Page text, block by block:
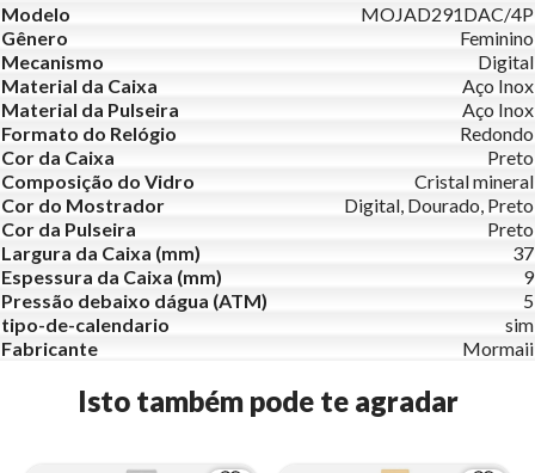
Modelo
MOJAD291DAC/4P
Gênero
Feminino
Mecanismo
Digital
Material da Caixa
Aço Inox
Material da Pulseira
Aço Inox
Formato do Relógio
Redondo
Cor da Caixa
Preto
Composição do Vidro
Cristal mineral
Cor do Mostrador
Digital, Dourado, Preto
Cor da Pulseira
Preto
Largura da Caixa (mm)
37
Espessura da Caixa (mm)
9
Pressão debaixo dágua (ATM)
5
tipo-de-calendario
sim
Fabricante
Mormaii
Isto também pode te agradar